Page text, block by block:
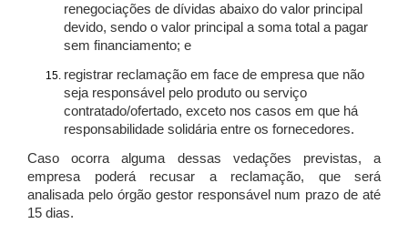
renegociações de dívidas abaixo do valor principal
devido, sendo o valor principal a soma total a pagar
sem financiamento; e
registrar reclamação em face de empresa que não
seja responsável pelo produto ou serviço
contratado/ofertado, exceto nos casos em que há
responsabilidade solidária entre os fornecedores.
Caso ocorra alguma dessas vedações previstas, a
empresa poderá recusar a reclamação, que será
analisada pelo órgão gestor responsável num prazo de até
15 dias.